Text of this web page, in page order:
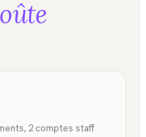
2 comptes staff